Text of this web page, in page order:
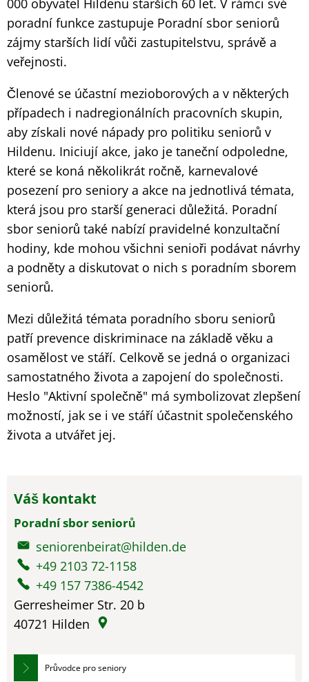
000 obyvatel Hildenu starších 60 let. V rámci své
poradní funkce zastupuje Poradní sbor seniorů
zájmy starších lidí vůči zastupitelstvu, správě a
veřejnosti.
Členové se účastní mezioborových a v některých
případech i nadregionálních pracovních skupin,
aby získali nové nápady pro politiku seniorů v
Hildenu. Iniciují akce, jako je taneční odpoledne,
které se koná několikrát ročně, karnevalové
posezení pro seniory a akce na jednotlivá témata,
která jsou pro starší generaci důležitá. Poradní
sbor seniorů také nabízí pravidelné konzultační
hodiny, kde mohou všichni senioři podávat návrhy
a podněty a diskutovat o nich s poradním sborem
seniorů.
Mezi důležitá témata poradního sboru seniorů
patří prevence diskriminace na základě věku a
osamělost ve stáří. Celkově se jedná o organizaci
samostatného života a zapojení do společnosti.
Heslo "Aktivní společně" má symbolizovat zlepšení
možností, jak se i ve stáří účastnit společenského
života a utvářet jej.
Váš kontakt
Poradní sbor seniorů
seniorenbeirat@hilden.de
+49 2103 72-1158
+49 157 7386-4542
Gerresheimer Str. 20 b
40721 Hilden
Průvodce pro seniory